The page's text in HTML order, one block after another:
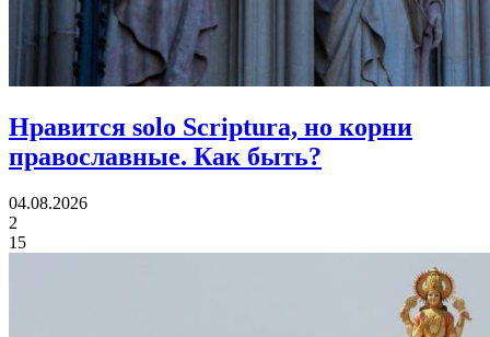
Нравится solo Scriptura, но корни
православные. Как быть?
04.08.2026
2
15